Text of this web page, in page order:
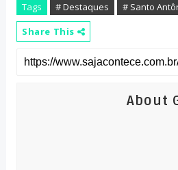
Tags # Destaques # Santo
Share This
About